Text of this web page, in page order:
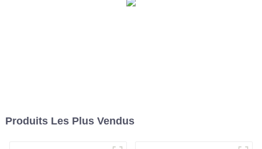
Produits Les Plus Vendus